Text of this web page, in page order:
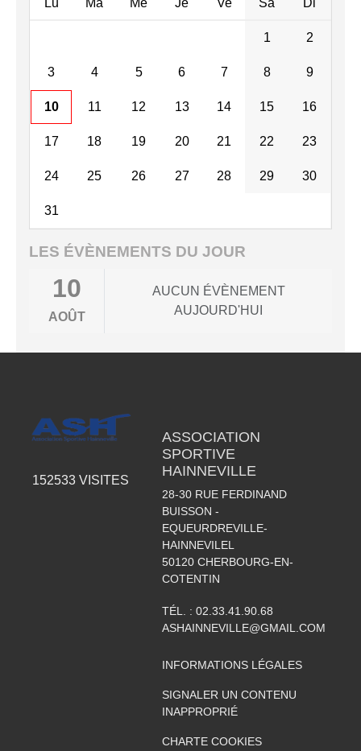
Lu Ma Me Je Ve Sa Di
1 2
3 4 5 6 7 8 9
10 11 12 13 14 15 16
17 18 19 20 21 22 23
24 25 26 27 28 29 30
31
LES ÉVÈNEMENTS DU JOUR
10
AOÛT
AUCUN ÉVÈNEMENT
AUJOURD'HUI
152533 VISITES
ASSOCIATION
SPORTIVE
HAINNEVILLE
28-30 RUE FERDINAND
BUISSON -
EQUEURDREVILLE-
HAINNEVILEL
50120 CHERBOURG-EN-
COTENTIN
TÉL. : 02.33.41.90.68
ASHAINNEVILLE@GMAIL.COM
INFORMATIONS LÉGALES
SIGNALER UN CONTENU
INAPPROPRIÉ
CHARTE COOKIES